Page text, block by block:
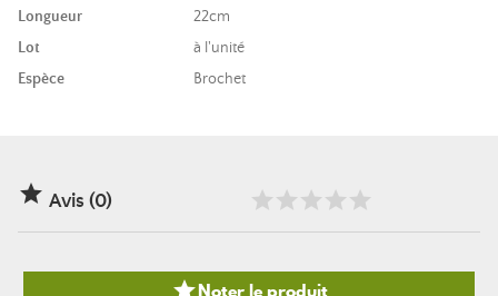
Longueur
22cm
Lot
à l'unité
Espèce
Brochet
 Avis (0)
Noter le produit